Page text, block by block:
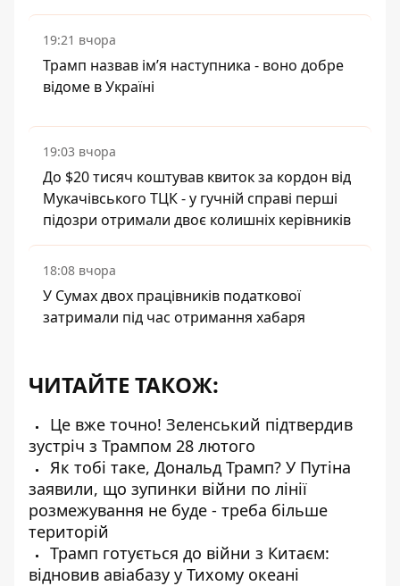
19:21 вчора
Трамп назвав імʼя наступника - воно добре
відоме в Україні
19:03 вчора
До $20 тисяч коштував квиток за кордон від
Мукачівського ТЦК - у гучній справі перші
підозри отримали двоє колишніх керівників
18:08 вчора
У Сумах двох працівників податкової
затримали під час отримання хабаря
ЧИТАЙТЕ ТАКОЖ:
Це вже точно! Зеленський підтвердив
зустріч з Трампом 28 лютого
Як тобі таке, Дональд Трамп? У Путіна
заявили, що зупинки війни по лінії
розмежування не буде - треба більше
територій
Трамп готується до війни з Китаєм:
відновив авіабазу у Тихому океані